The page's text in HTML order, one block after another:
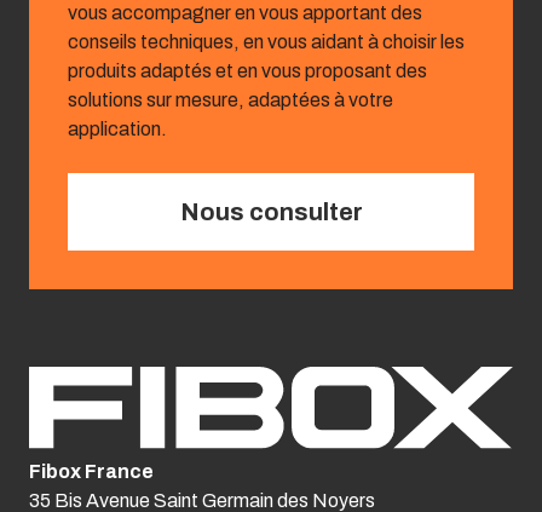
vous accompagner en vous apportant des
conseils techniques, en vous aidant à choisir les
produits adaptés et en vous proposant des
solutions sur mesure, adaptées à votre
application.
Nous consulter
Fibox France
35 Bis Avenue Saint Germain des Noyers